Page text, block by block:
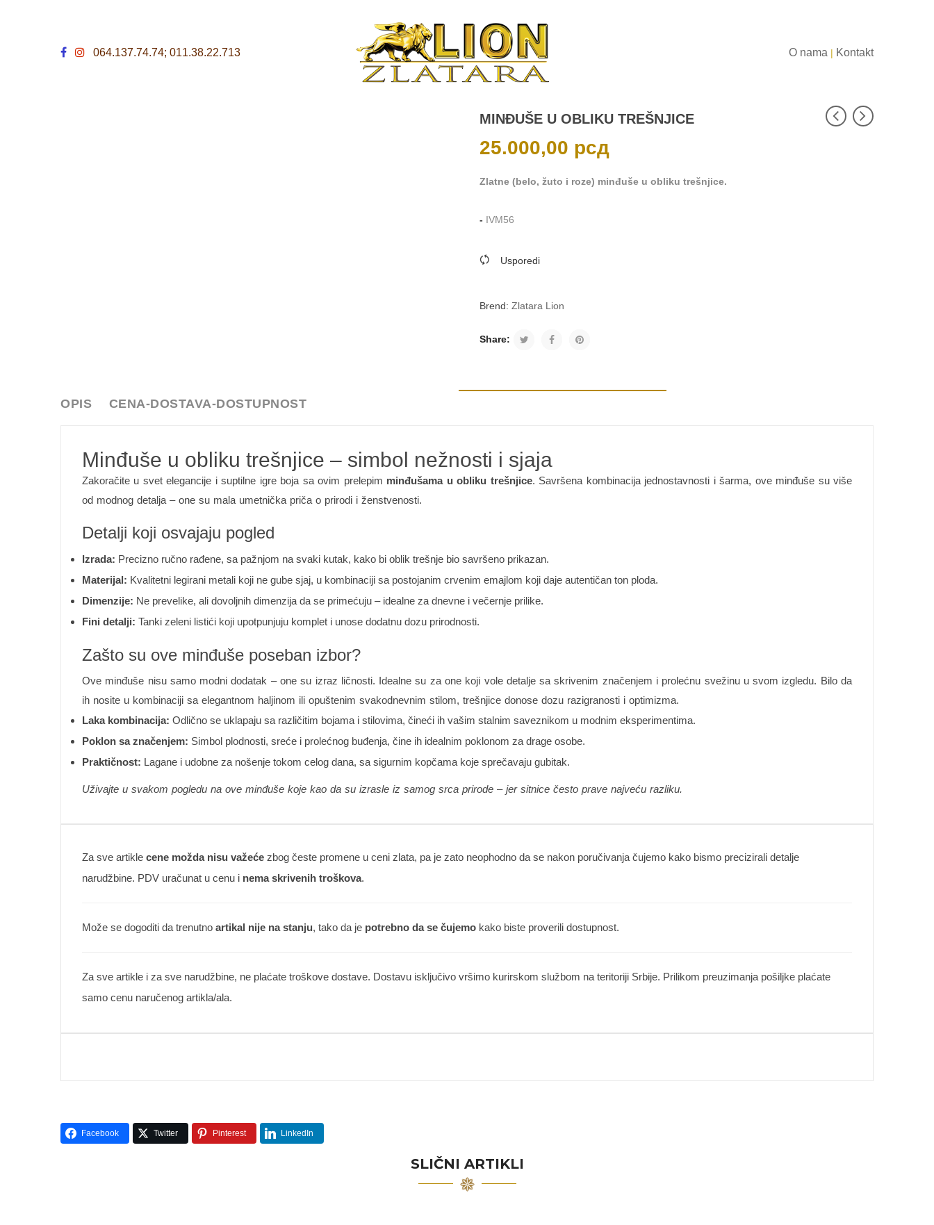
064.137.74.74; 011.38.22.713 O nama | Kontakt
MINĐUŠE U OBLIKU TREŠNJICE
25.000,00 рсд
Zlatne (belo, žuto i roze) minđuše u obliku trešnjice.
- IVM56
Usporedi
Brend:Zlatara Lion
Share:
OPIS CENA-DOSTAVA-DOSTUPNOST
Minđuše u obliku trešnjice – simbol nežnosti i sjaja
Zakoračite u svet elegancije i suptilne igre boja sa ovim prelepim minđušama u obliku trešnjice. Savršena kombinacija jednostavnosti i šarma, ove minđuše su više
od modnog detalja – one su mala umetnička priča o prirodi i ženstvenosti.
Detalji koji osvajaju pogled
Izrada: Precizno ručno rađene, sa pažnjom na svaki kutak, kako bi oblik trešnje bio savršeno prikazan.
Materijal: Kvalitetni legirani metali koji ne gube sjaj, u kombinaciji sa postojanim crvenim emajlom koji daje autentičan ton ploda.
Dimenzije: Ne prevelike, ali dovoljnih dimenzija da se primećuju – idealne za dnevne i večernje prilike.
Fini detalji: Tanki zeleni listići koji upotpunjuju komplet i unose dodatnu dozu prirodnosti.
Zašto su ove minđuše poseban izbor?
Ove minđuše nisu samo modni dodatak – one su izraz ličnosti. Idealne su za one koji vole detalje sa skrivenim značenjem i prolećnu svežinu u svom izgledu. Bilo da
ih nosite u kombinaciji sa elegantnom haljinom ili opuštenim svakodnevnim stilom, trešnjice donose dozu razigranosti i optimizma.
Laka kombinacija: Odlično se uklapaju sa različitim bojama i stilovima, čineći ih vašim stalnim saveznikom u modnim eksperimentima.
Poklon sa značenjem: Simbol plodnosti, sreće i prolećnog buđenja, čine ih idealnim poklonom za drage osobe.
Praktičnost: Lagane i udobne za nošenje tokom celog dana, sa sigurnim kopčama koje sprečavaju gubitak.
Uživajte u svakom pogledu na ove minđuše koje kao da su izrasle iz samog srca prirode – jer sitnice često prave najveću razliku.
Za sve artikle cene možda nisu važeće zbog česte promene u ceni zlata, pa je zato neophodno da se nakon poručivanja čujemo kako bismo precizirali detalje
narudžbine. PDV uračunat u cenu i nema skrivenih troškova.
Može se dogoditi da trenutno artikal nije na stanju, tako da je potrebno da se čujemo kako biste proverili dostupnost.
Za sve artikle i za sve narudžbine, ne plaćate troškove dostave. Dostavu isključivo vršimo kurirskom službom na teritoriji Srbije. Prilikom preuzimanja pošiljke plaćate
samo cenu naručenog artikla/ala.
Facebook Twitter Pinterest LinkedIn
SLIČNI ARTIKLI